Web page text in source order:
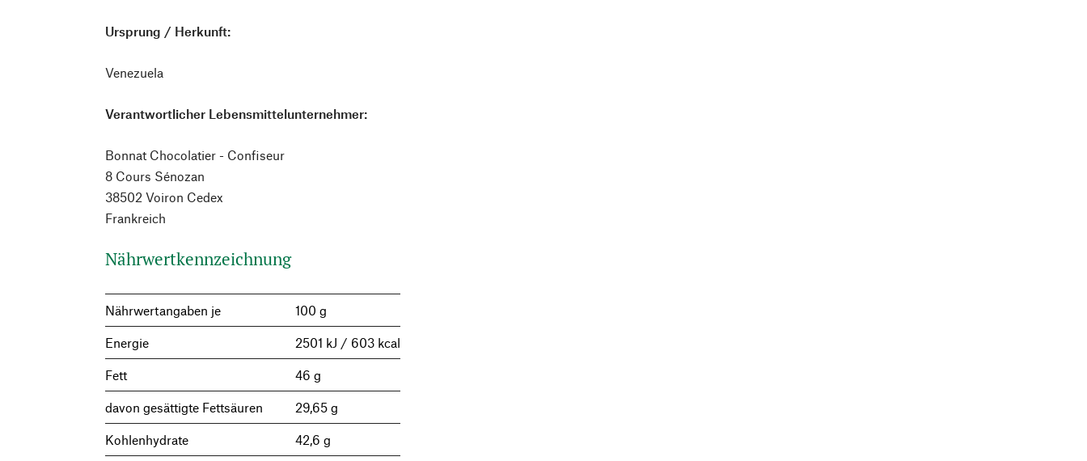
Ursprung / Herkunft:
Venezuela
Verantwortlicher Lebensmittelunternehmer:
Bonnat Chocolatier - Confiseur
8 Cours Sénozan
38502 Voiron Cedex
Frankreich
Nährwertkennzeichnung
Nährwertangaben je 100 g
Energie 2501 kJ / 603 kcal
Fett 46 g
davon gesättigte Fettsäuren 29,65 g
Kohlenhydrate 42,6 g